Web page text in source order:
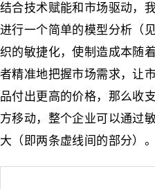
结合技术赋能和市场驱动，
进行一个简单的模型分析（
织的敏捷化，使制造成本随
者精准地把握市场需求，让
品付出更高的价格，那么收
方移动，整个企业可以通过
大（即两条虚线间的部分）。